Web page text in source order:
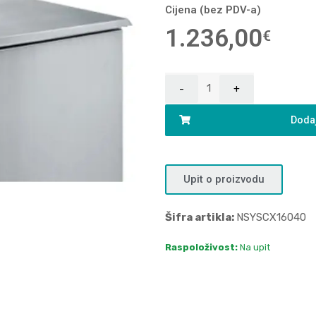
Cijena (bez PDV-a)
1.236,00€
Upit o proizvodu
Šifra artikla: NSYSCX16040
Raspoloživost: Na upit